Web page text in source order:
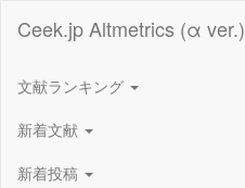
Ceek.jp Altmetrics (α ver.)
文献ランキング
新着文献
新着投稿